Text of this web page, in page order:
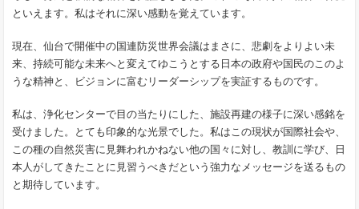
といえます。私はそれに深い感動を覚えています。
現在、仙台で開催中の国連防災世界会議はまさに、悲劇をよりよい未
来、持続可能な未来へと変えてゆこうとする日本の政府や国民のこのよ
うな精神と、ビジョンに富むリーダーシップを実証するものです。
私は、浄化センターで目の当たりにした、施設再建の様子に深い感銘を
受けました。とても印象的な光景でした。私はこの現状が国際社会や、
この種の自然災害に見舞われかねない他の国々に対し、教訓に学び、日
本人がしてきたことに見習うべきだという強力なメッセージを送るもの
と期待しています。